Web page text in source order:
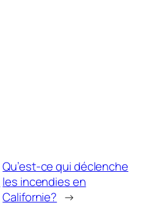
Qu’est-ce qui déclenche
les incendies en
Californie? →